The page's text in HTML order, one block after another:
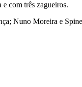
com três zagueiros.
Nuno Moreira e